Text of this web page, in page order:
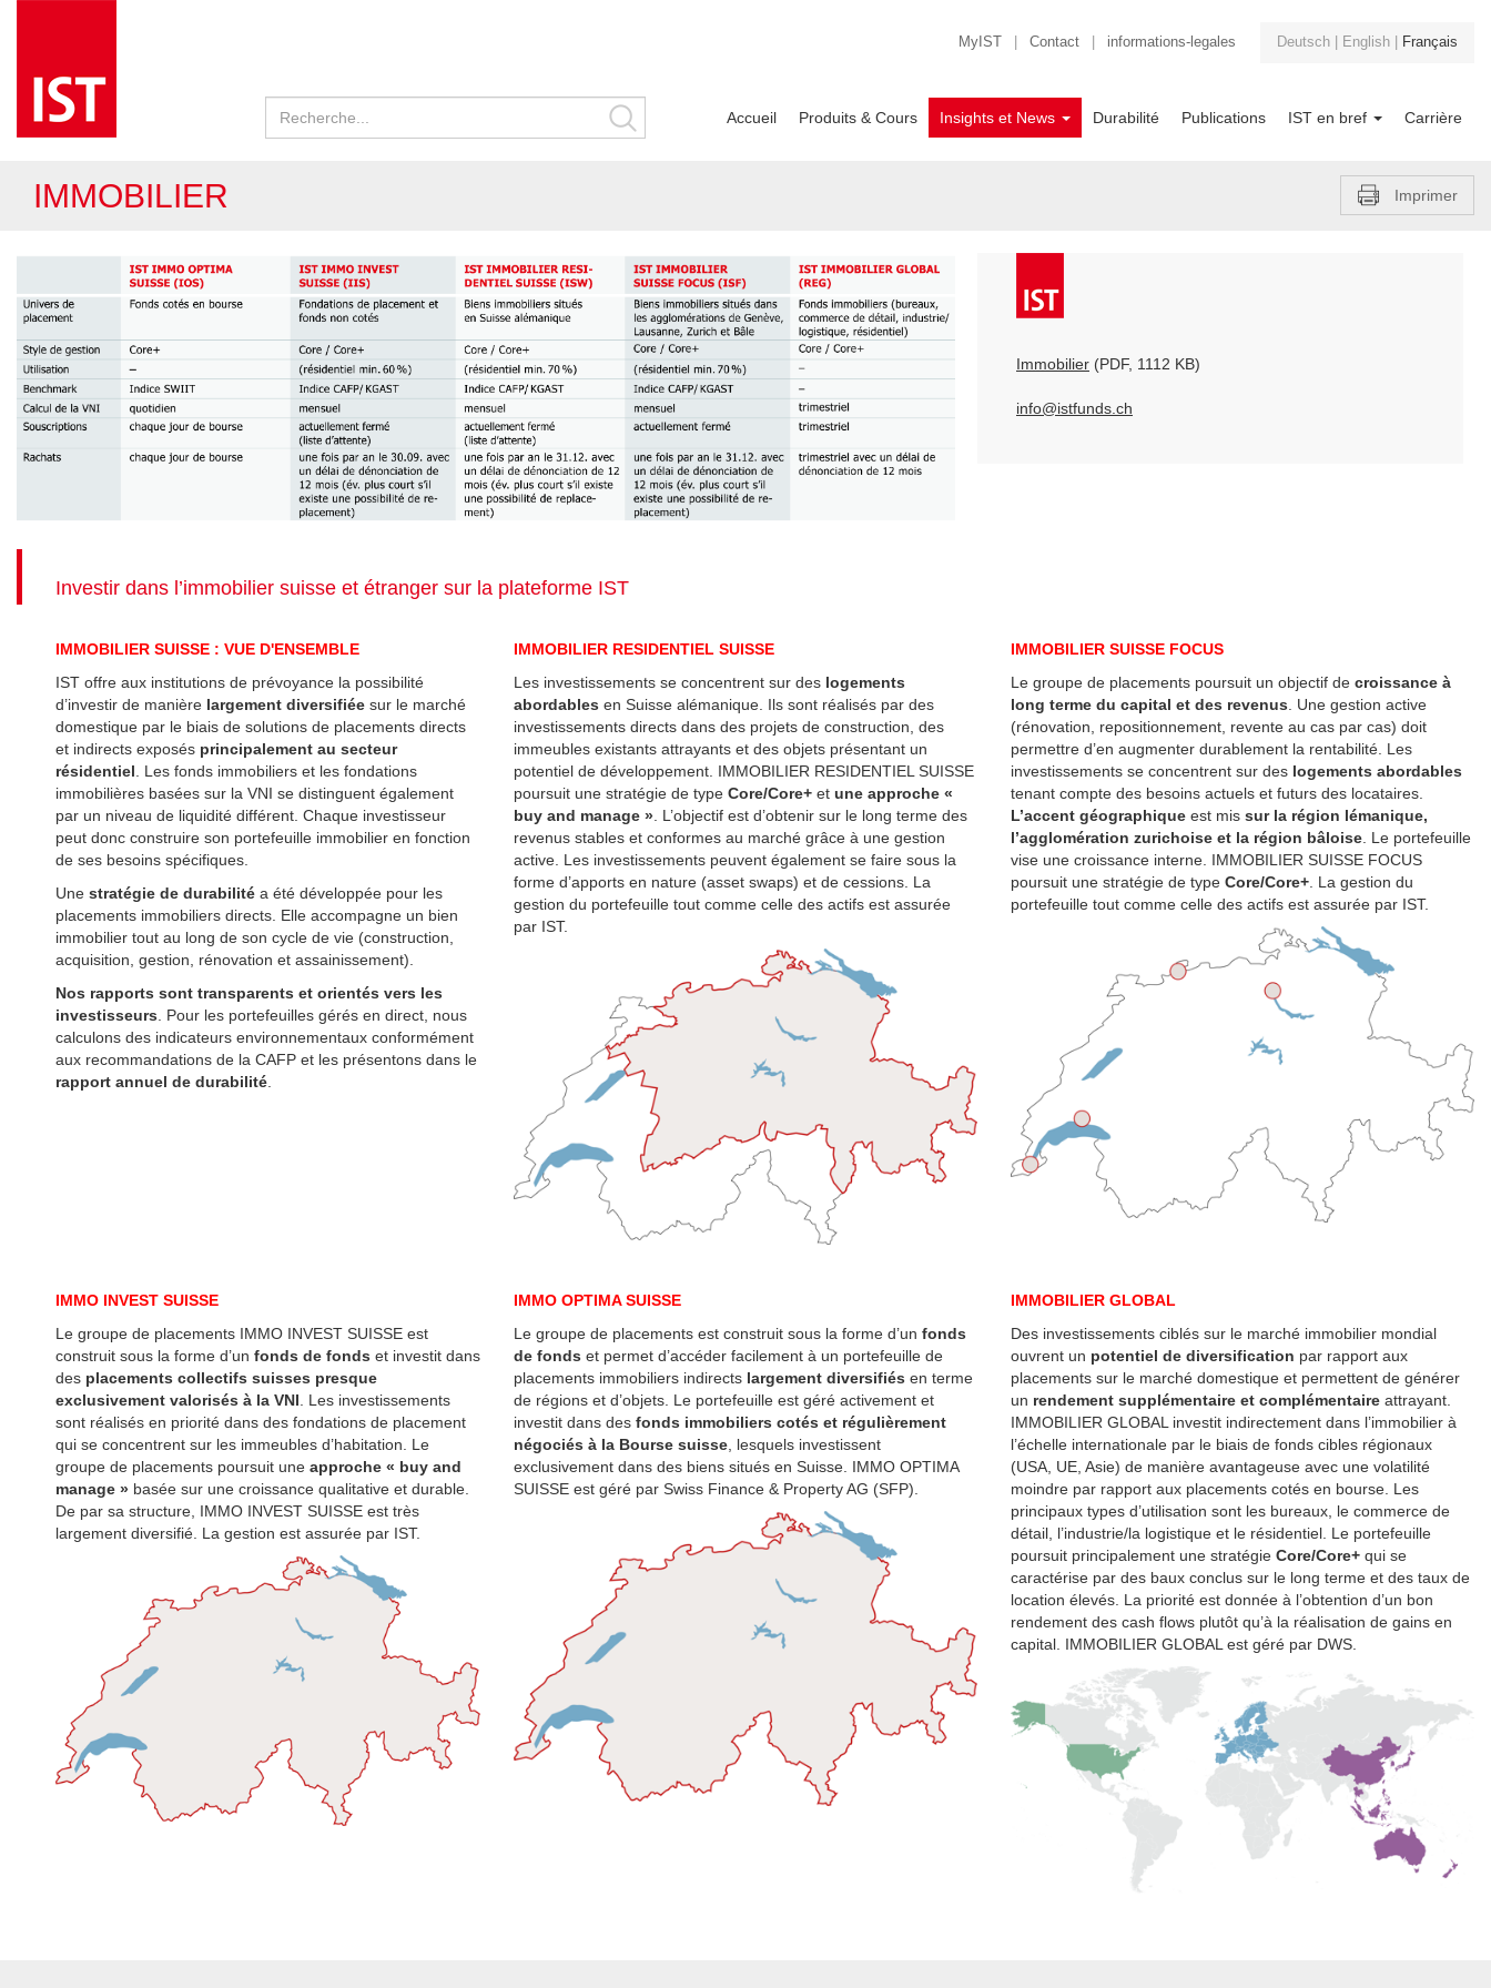
Deutsch English Français
MyIST Contact informations-legales
Accueil Produits & Cours Insights et News Durabilité Publications IST en bref Carrière
IMMOBILIER Imprimer
Immobilier (PDF, 1112 KB)
info@istfunds.ch
Investir dans l’immobilier suisse et étranger sur la plateforme IST
IMMOBILIER SUISSE : VUE D'ENSEMBLE
IST offre aux institutions de prévoyance la possibilité
d’investir de manière largement diversifiée sur le marché
domestique par le biais de solutions de placements directs
et indirects exposés principalement au secteur
résidentiel. Les fonds immobiliers et les fondations
immobilières basées sur la VNI se distinguent également
par un niveau de liquidité différent. Chaque investisseur
peut donc construire son portefeuille immobilier en fonction
de ses besoins spécifiques.
Une stratégie de durabilité a été développée pour les
placements immobiliers directs. Elle accompagne un bien
immobilier tout au long de son cycle de vie (construction,
acquisition, gestion, rénovation et assainissement).
Nos rapports sont transparents et orientés vers les
investisseurs. Pour les portefeuilles gérés en direct, nous
calculons des indicateurs environnementaux conformément
aux recommandations de la CAFP et les présentons dans le
rapport annuel de durabilité.
IMMOBILIER RESIDENTIEL SUISSE
Les investissements se concentrent sur des logements
abordables en Suisse alémanique. Ils sont réalisés par des
investissements directs dans des projets de construction, des
immeubles existants attrayants et des objets présentant un
potentiel de développement. IMMOBILIER RESIDENTIEL SUISSE
poursuit une stratégie de type Core/Core+ et une approche «
buy and manage ». L’objectif est d’obtenir sur le long terme des
revenus stables et conformes au marché grâce à une gestion
active. Les investissements peuvent également se faire sous la
forme d’apports en nature (asset swaps) et de cessions. La
gestion du portefeuille tout comme celle des actifs est assurée
par IST.
IMMOBILIER SUISSE FOCUS
Le groupe de placements poursuit un objectif de croissance à
long terme du capital et des revenus. Une gestion active
(rénovation, repositionnement, revente au cas par cas) doit
permettre d’en augmenter durablement la rentabilité. Les
investissements se concentrent sur des logements abordables
tenant compte des besoins actuels et futurs des locataires.
L’accent géographique est mis sur la région lémanique,
l’agglomération zurichoise et la région bâloise. Le portefeuille
vise une croissance interne. IMMOBILIER SUISSE FOCUS
poursuit une stratégie de type Core/Core+. La gestion du
portefeuille tout comme celle des actifs est assurée par IST.
IMMO INVEST SUISSE
Le groupe de placements IMMO INVEST SUISSE est
construit sous la forme d’un fonds de fonds et investit dans
des placements collectifs suisses presque
exclusivement valorisés à la VNI . Les investissements
sont réalisés en priorité dans des fondations de placement
qui se concentrent sur les immeubles d’habitation. Le
groupe de placements poursuit une approche « buy and
manage » basée sur une croissance qualitative et durable.
De par sa structure, IMMO INVEST SUISSE est très
largement diversifié. La gestion est assurée par IST.
IMMO OPTIMA SUISSE
Le groupe de placements est construit sous la forme d’un fonds
de fonds et permet d’accéder facilement à un portefeuille de
placements immobiliers indirects largement diversifiés en terme
de régions et d’objets. Le portefeuille est géré activement et
investit dans des fonds immobiliers cotés et régulièrement
négociés à la Bourse suisse , lesquels investissent
exclusivement dans des biens situés en Suisse. IMMO OPTIMA
SUISSE est géré par Swiss Finance & Property AG (SFP).
IMMOBILIER GLOBAL
Des investissements ciblés sur le marché immobilier mondial
ouvrent un potentiel de diversification par rapport aux
placements sur le marché domestique et permettent de générer
un rendement supplémentaire et complémentaire attrayant.
IMMOBILIER GLOBAL investit indirectement dans l’immobilier à
l’échelle internationale par le biais de fonds cibles régionaux
(USA, UE, Asie) de manière avantageuse avec une volatilité
moindre par rapport aux placements cotés en bourse. Les
principaux types d’utilisation sont les bureaux, le commerce de
détail, l’industrie/la logistique et le résidentiel. Le portefeuille
poursuit principalement une stratégie Core/Core+ qui se
caractérise par des baux conclus sur le long terme et des taux de
location élevés. La priorité est donnée à l’obtention d’un bon
rendement des cash flows plutôt qu’à la réalisation de gains en
capital. IMMOBILIER GLOBAL est géré par DWS.